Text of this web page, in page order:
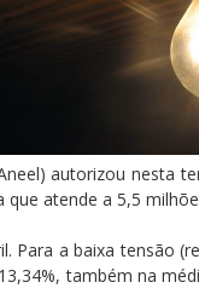
autorizou nesta
atende a 5,5
Para a baixa tensão
também na